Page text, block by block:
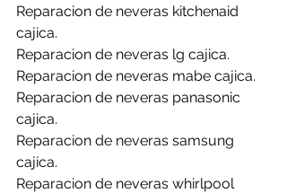
Reparacion de neveras kitchenaid
cajica.
Reparacion de neveras lg cajica.
Reparacion de neveras mabe cajica.
Reparacion de neveras panasonic
cajica.
Reparacion de neveras samsung
cajica.
Reparacion de neveras whirlpool